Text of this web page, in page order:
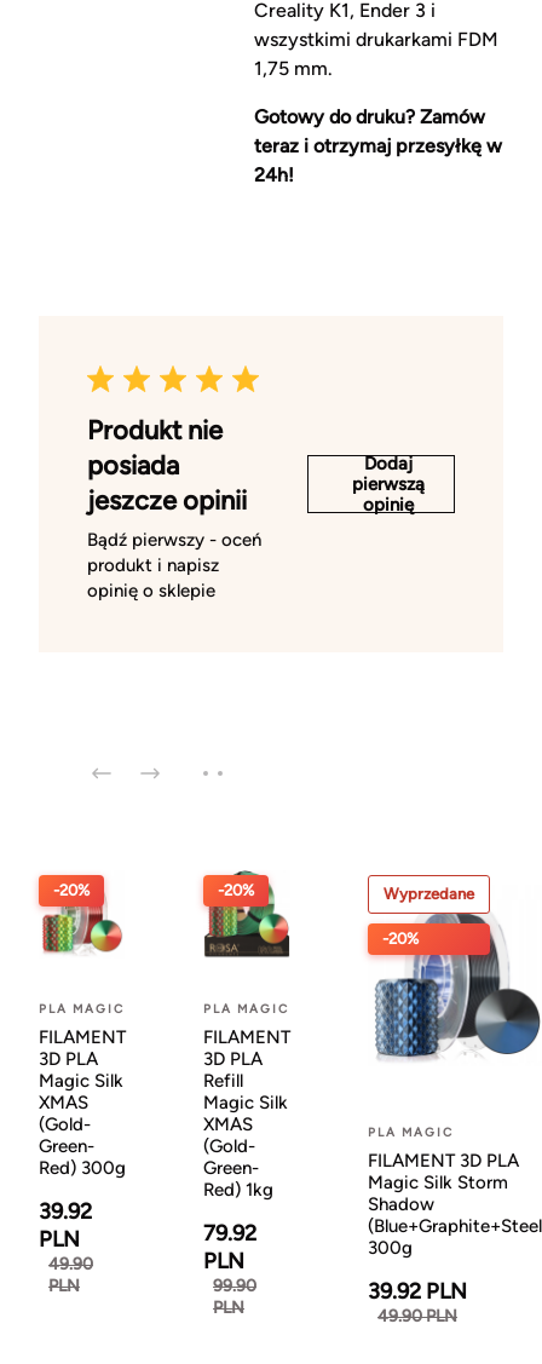
Creality K1, Ender 3 i
wszystkimi drukarkami FDM
1,75 mm.
Gotowy do druku? Zamów
teraz i otrzymaj przesyłkę w
24h!
Produkt nie
posiada
jeszcze opinii
Bądź pierwszy - oceń
produkt i napisz
opinię o sklepie
Dodaj
pierwszą
opinię
-20%
PLA MAGIC
FILAMENT
3D PLA
Magic Silk
XMAS
(Gold-
Green-
Red) 300g
39.92
PLN
49.90
PLN
-20%
PLA MAGIC
FILAMENT
3D PLA
Refill
Magic Silk
XMAS
(Gold-
Green-
Red) 1kg
79.92
PLN
99.90
PLN
Wyprzedane
-20%
PLA MAGIC
FILAMENT 3D PLA
Magic Silk Storm
Shadow
300g
39.92 PLN
49.90 PLN